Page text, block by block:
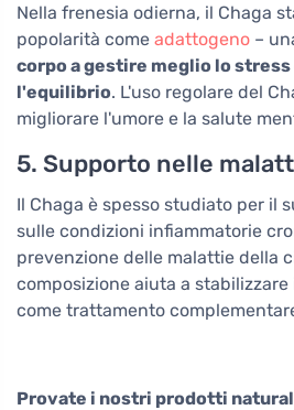
Nella frenesia odierna, il Chaga
popolarità come adattogeno –
corpo a gestire meglio lo
l'equilibrio. L'uso regolare del
migliorare l'umore e la salute
5. Supporto nelle
Il Chaga è spesso studiato per il
sulle condizioni infiammatorie
prevenzione delle malattie della
composizione aiuta a
come trattamento
Provate i nostri prodotti